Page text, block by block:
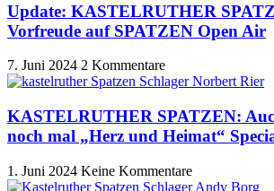
Update: KASTELRUTHER
Vorfreude auf SPATZEN Open Air
7. Juni 2024 2 Kommentare
KASTELRUTHER SPATZEN:
noch mal „Herz und Heimat“
1. Juni 2024 Keine Kommentare